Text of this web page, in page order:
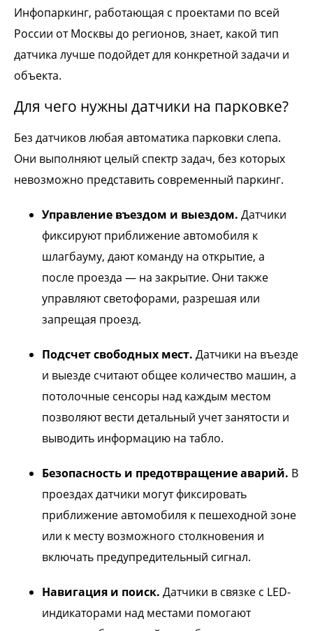
Инфопаркинг, работающая с проектами по всей
России от Москвы до регионов, знает, какой тип
датчика лучше подойдет для конкретной задачи и
объекта.
Для чего нужны датчики на парковке?
Без датчиков любая автоматика парковки слепа.
Они выполняют целый спектр задач, без которых
невозможно представить современный паркинг.
Управление въездом и выездом. Датчики
фиксируют приближение автомобиля к
шлагбауму, дают команду на открытие, а
после проезда — на закрытие. Они также
управляют светофорами, разрешая или
запрещая проезд.
Подсчет свободных мест. Датчики на въезде
и выезде считают общее количество машин, а
потолочные сенсоры над каждым местом
позволяют вести детальный учет занятости и
выводить информацию на табло.
Безопасность и предотвращение аварий. В
проездах датчики могут фиксировать
приближение автомобиля к пешеходной зоне
или к месту возможного столкновения и
включать предупредительный сигнал.
Навигация и поиск. Датчики в связке с LED-
индикаторами над местами помогают